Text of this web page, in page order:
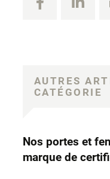
AUTRES
CATÉGORIE
Nos portes et
marque de